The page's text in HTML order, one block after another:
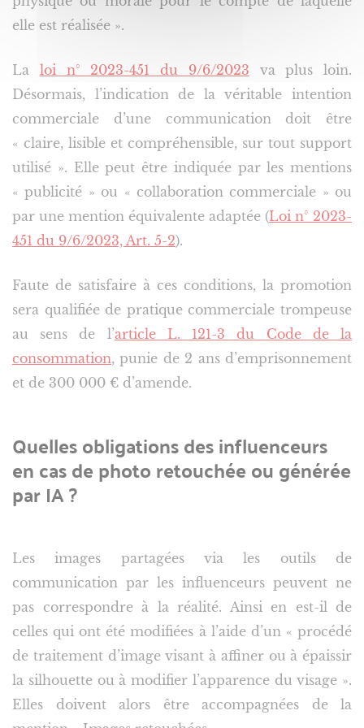
elle est réalisée ».
La loi n° 2023-451 du 9/6/2023 va plus loin.
Désormais, l’indication de la véritable intention
commerciale d’une communication doit être
« claire, lisible et compréhensible, sur tout support
utilisé ». Elle peut être indiquée par les mentions
« publicité » ou « collaboration commerciale » ou
par une mention équivalente adaptée (Loi n° 2023-
451 du 9/6/2023, Art. 5-2).
Faute de satisfaire à ces conditions, la promotion
sera qualifiée de pratique commerciale trompeuse
au sens de l’article L. 121-3 du Code de la
consommation, punie de 2 ans d’emprisonnement
et de 300 000 € d’amende.
Quelles obligations des influenceurs
en cas de photo retouchée ou générée
par IA ?
Les images partagées via les outils de
communication par les influenceurs peuvent ne
pas correspondre à la réalité. Ainsi en est-il de
celles qui ont été modifiées à l’aide d’un « procédé
de traitement d’image visant à affiner ou à épaissir
la silhouette ou à modifier l’apparence du visage ».
Elles doivent alors être accompagnées de la